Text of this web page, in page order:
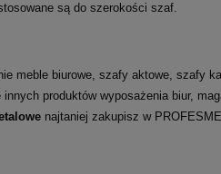
są do szerokości szaf.
meble biurowe, szafy aktowe, szafy
produktów wyposażenia biur,
najtaniej zakupisz w